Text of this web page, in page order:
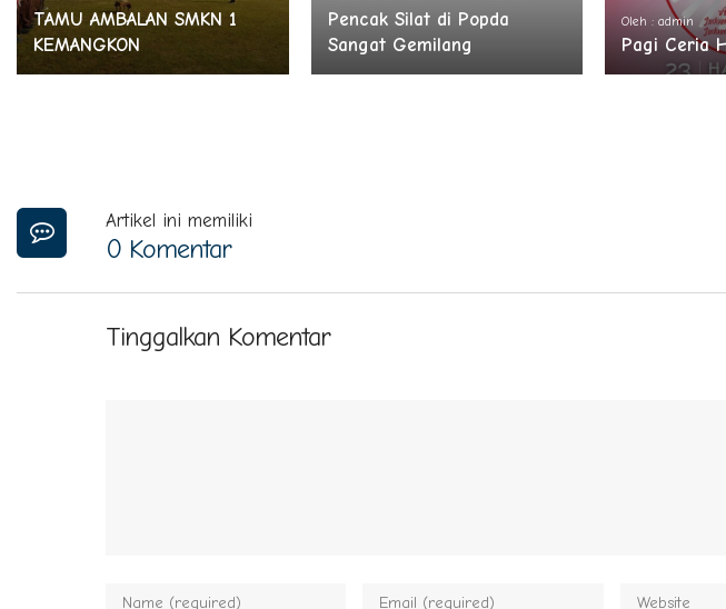
TAMU AMBALAN SMKN 1
KEMANGKON
Pencak Silat di Popda
Sangat Gemilang
Oleh : admin
Pagi Ceria
Artikel ini memiliki
0 Komentar
Tinggalkan Komentar